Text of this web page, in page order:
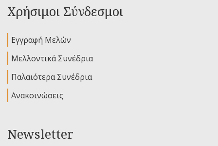
Χρήσιμοι Σύνδεσμοι
Εγγραφή Μελών
Μελλοντικά Συνέδρια
Παλαιότερα Συνέδρια
Ανακοινώσεις
Newsletter